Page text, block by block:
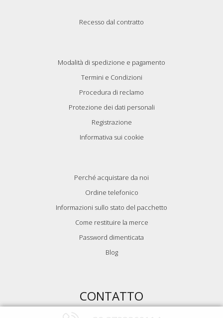
Recesso dal contratto
Modalità di spedizione e pagamento
Termini e Condizioni
Procedura di reclamo
Protezione dei dati personali
Registrazione
Informativa sui cookie
Perché acquistare da noi
Ordine telefonico
Informazioni sullo stato del pacchetto
Come restituire la merce
Password dimenticata
Blog
CONTATTO